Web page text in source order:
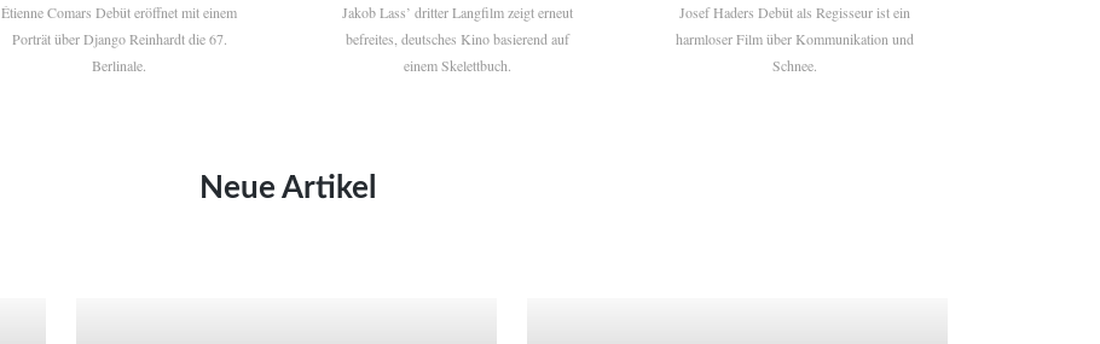
Étienne Comars Debüt eröffnet mit einem
Porträt über Django Reinhardt die 67.
Berlinale.
Jakob Lass’ dritter Langfilm zeigt erneut
befreites, deutsches Kino basierend auf
einem Skelettbuch.
Josef Haders Debüt als Regisseur ist ein
harmloser Film über Kommunikation und
Schnee.
Neue Artikel